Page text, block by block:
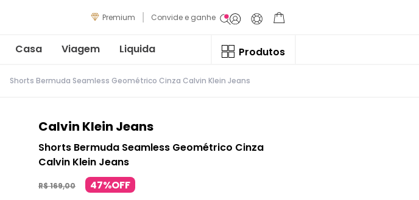
Premium Convide e ganhe
Casa Viagem Liquida Produtos
Shorts Bermuda Seamless Geométrico Cinza Calvin Klein Jeans
Calvin Klein Jeans
Shorts Bermuda Seamless Geométrico Cinza
Calvin Klein Jeans
R$169,00 47%OFF